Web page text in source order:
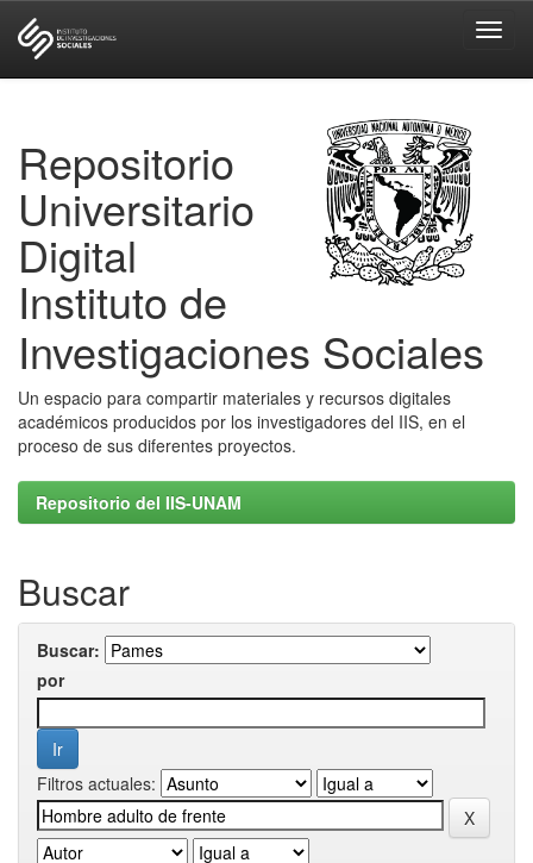
Repositorio
Universitario
Digital
Instituto de
Investigaciones Sociales
Un espacio para compartir materiales y recursos digitales
académicos producidos por los investigadores del IIS, en el
proceso de sus diferentes proyectos.
Repositorio del IIS-UNAM
Buscar
Buscar:
por
Filtros actuales: